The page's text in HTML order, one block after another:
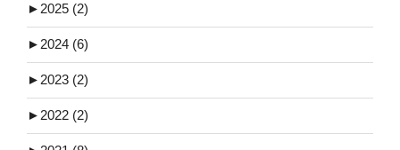
► 2025 (2)
► 2024 (6)
► 2023 (2)
► 2022 (2)